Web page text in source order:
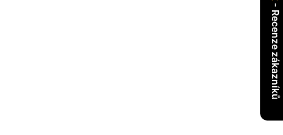
- Recenze zákazníků